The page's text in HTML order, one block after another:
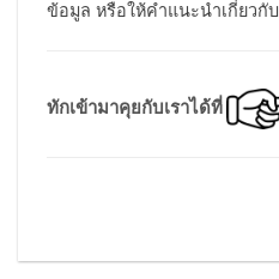
ข้อมูล หรือให้คำแนะนำเกี่ยวกั
ทักเข้ามาคุยกับเราได้ที่